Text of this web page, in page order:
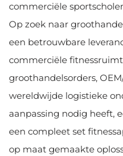
commerciële
Op zoek naar
een betrouwbare
commerciële
groothandelsorders,
wereldwijde logistieke
aanpassing nodig heeft,
een compleet set
op maat gemaakte